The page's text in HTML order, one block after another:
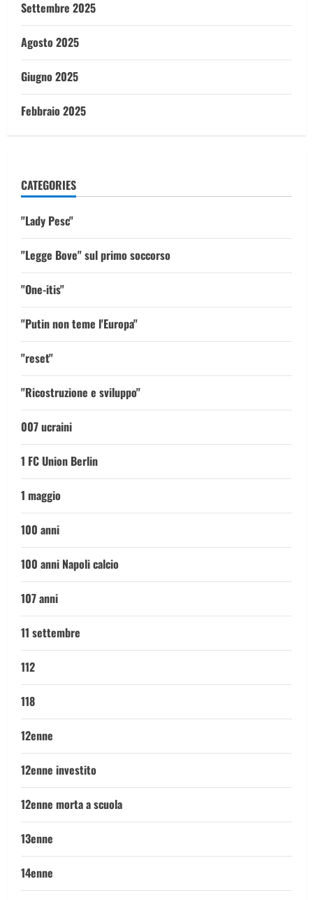
Settembre 2025
Agosto 2025
Giugno 2025
Febbraio 2025
CATEGORIES
"Lady Pesc"
"Legge Bove" sul primo soccorso
"One-itis"
"Putin non teme l'Europa"
"reset"
"Ricostruzione e sviluppo"
007 ucraini
1 FC Union Berlin
1 maggio
100 anni
100 anni Napoli calcio
107 anni
11 settembre
112
118
12enne
12enne investito
12enne morta a scuola
13enne
14enne